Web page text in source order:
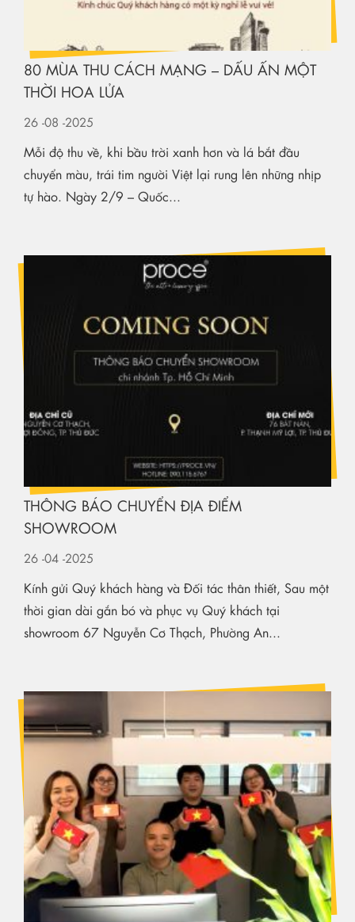
80 MÙA THU CÁCH MẠNG – DẤU ẤN MỘT
THỜI HOA LỬA
26 -08 -2025
Mỗi độ thu về, khi bầu trời xanh hơn và lá bắt đầu
chuyển màu, trái tim người Việt lại rung lên những nhịp
tự hào. Ngày 2/9 – Quốc...
THÔNG BÁO CHUYỂN ĐỊA ĐIỂM
SHOWROOM
26 -04 -2025
Kính gửi Quý khách hàng và Đối tác thân thiết, Sau một
thời gian dài gắn bó và phục vụ Quý khách tại
showroom 67 Nguyễn Cơ Thạch, Phường An...